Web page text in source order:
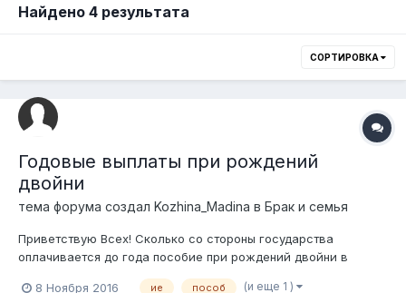
Найдено 4 результата
СОРТИРОВКА
Годовые выплаты при рождений
двойни
тема форума создал Kozhina_Madina в Брак и семья
Приветствую Всех! Сколько со стороны государства
оплачивается до года пособие при рождений двойни в
8 Ноября 2016
ие пособ (и еще 1 )